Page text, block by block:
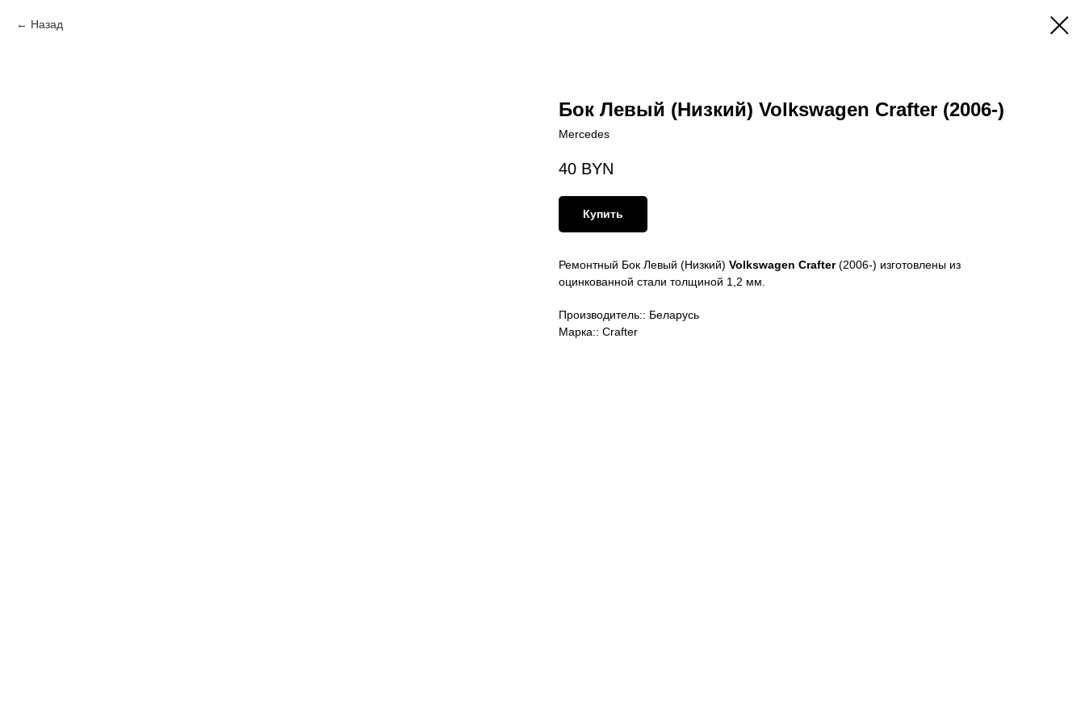
Назад
Бок Левый (Низкий) Volkswagen Crafter (2006-)
Mercedes
40 BYN
Купить
Ремонтный Бок Левый (Низкий) Volkswagen Crafter(2006-) изготовлены из
оцинкованной стали толщиной 1,2 мм.
Производитель:: Беларусь
Марка:: Crafter